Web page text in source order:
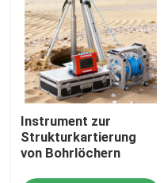
Instrument zur
Strukturkartierung
von Bohrlöchern